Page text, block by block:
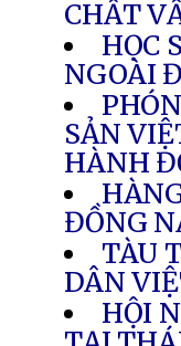
CHẤT
HỌC
NGOÀI
SẢN
HÀNH
ĐỒNG
TÀU
DÂN
HỘI